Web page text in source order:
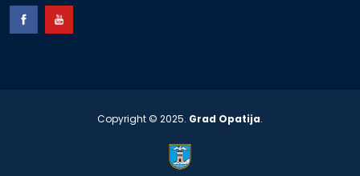
Copyright © 2025. Grad Opatija.